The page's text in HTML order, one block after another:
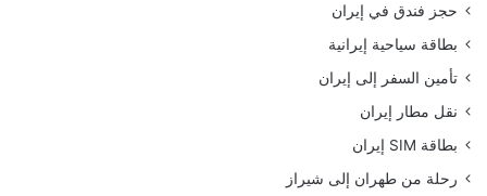
حجز فندق في إيران
بطاقة سياحية إيرانية
تأمين السفر إلى إيران
نقل مطار إيران
بطاقة SIM إيران
رحلة من طهران إلى شيراز